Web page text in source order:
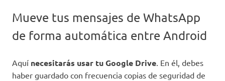
Mueve tus mensajes de WhatsApp
de forma automática entre Android
Aquí necesitarás usar tu Google Drive . En él, debes
haber guardado con frecuencia copias de seguridad de